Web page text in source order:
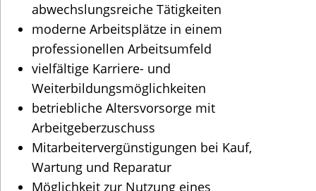
abwechslungsreiche Tätigkeiten
moderne Arbeitsplätze in einem
professionellen Arbeitsumfeld
vielfältige Karriere- und
Weiterbildungsmöglichkeiten
betriebliche Altersvorsorge mit
Arbeitgeberzuschuss
Mitarbeitervergünstigungen bei Kauf,
Wartung und Reparatur
Möglichkeit zur Nutzung eines